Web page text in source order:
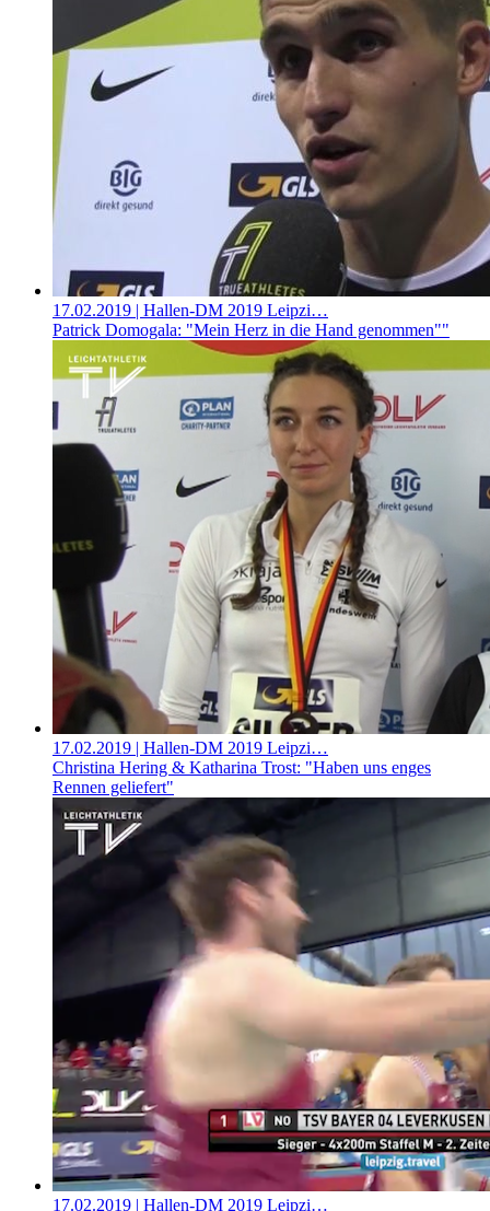
17.02.2019 | Hallen-DM 2019 Leipzi…
Patrick Domogala: "Mein Herz in die Hand genommen""
17.02.2019 | Hallen-DM 2019 Leipzi…
Christina Hering & Katharina Trost: "Haben uns enges
Rennen geliefert"
17.02.2019 | Hallen-DM 2019 Leipzi…